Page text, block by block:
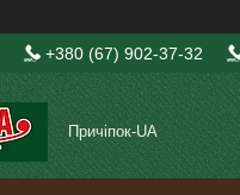
+380 (67) 902-37-32
Причіпок-UA